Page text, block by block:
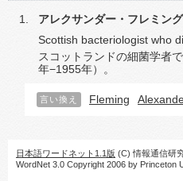
アレクサンダー・フレミング
Scottish bacteriologist who
スコットランドの細菌学者
年−1955年）。
言い換え Fleming
日本語ワードネット1.1版 (C) 情報通信研
WordNet 3.0 Copyright 2006 by Princeton